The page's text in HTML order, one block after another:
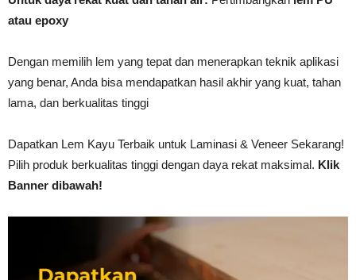
atau epoxy
Dengan memilih lem yang tepat dan menerapkan teknik aplikasi
yang benar, Anda bisa mendapatkan hasil akhir yang kuat, tahan
lama, dan berkualitas tinggi
Dapatkan Lem Kayu Terbaik untuk Laminasi & Veneer Sekarang!
Pilih produk berkualitas tinggi dengan daya rekat maksimal. Klik
Banner dibawah!